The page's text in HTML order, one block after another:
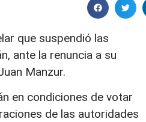
que suspendió las
ante la renuncia a su
Manzur.
en condiciones de votar
de las autoridades